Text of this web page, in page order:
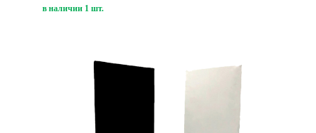
в наличии 1 шт.